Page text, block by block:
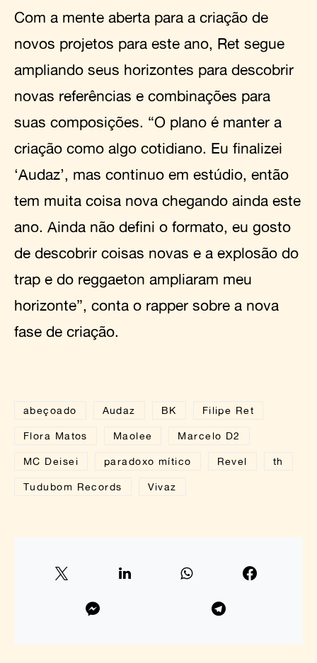
Com a mente aberta para a criação de
novos projetos para este ano, Ret segue
ampliando seus horizontes para descobrir
novas referências e combinações para
suas composições. “O plano é manter a
criação como algo cotidiano. Eu finalizei
‘Audaz’, mas continuo em estúdio, então
tem muita coisa nova chegando ainda este
ano. Ainda não defini o formato, eu gosto
de descobrir coisas novas e a explosão do
trap e do reggaeton ampliaram meu
horizonte”, conta o rapper sobre a nova
fase de criação.
abeçoado Audaz BK Filipe Ret
Flora Matos Maolee Marcelo D2
MC Deisei paradoxo mítico Revel th
Tudubom Records Vivaz